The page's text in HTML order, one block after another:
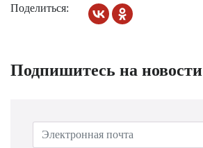
Поделиться:
Подпишитесь на новости